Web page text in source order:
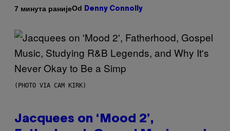
7 минута ранијеOd Denny Connolly
(PHOTO VIA CAM KIRK)
Jacquees on ‘Mood 2’,